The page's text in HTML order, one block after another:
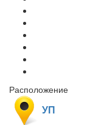
Расположение
УП